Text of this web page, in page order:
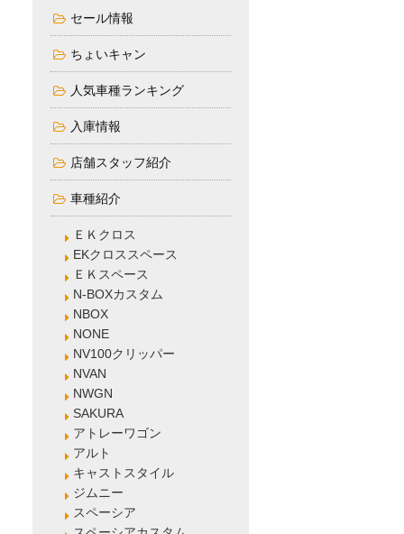
セール情報
ちょいキャン
人気車種ランキング
入庫情報
店舗スタッフ紹介
車種紹介
ＥＫクロス
EKクロススペース
ＥＫスペース
N-BOXカスタム
NBOX
NONE
NV100クリッパー
NVAN
NWGN
SAKURA
アトレーワゴン
アルト
キャストスタイル
ジムニー
スペーシア